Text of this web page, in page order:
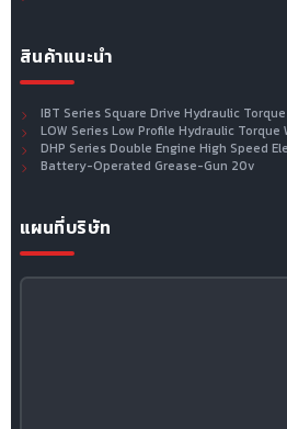
สินค้าแนะนำ
IBT Series Square Drive Hydraulic
LOW Series Low Profile Hydraulic Torque
DHP Series Double Engine High Speed
Battery-Operated Grease-Gun 20v
แผนที่บริษัท